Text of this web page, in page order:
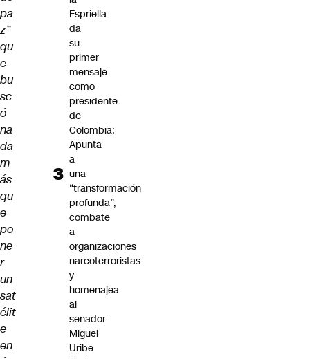
pa
z”
qu
e
bu
sc
ó
na
da
m
ás
qu
e
po
ne
r
un
sat
élit
e
en
Espriella
da
su
primer
mensaje
como
presidente
de
Colombia:
Apunta
a
una
“transformación
profunda”,
combate
a
organizaciones
narcoterroristas
y
homenajea
al
senador
Miguel
Uribe